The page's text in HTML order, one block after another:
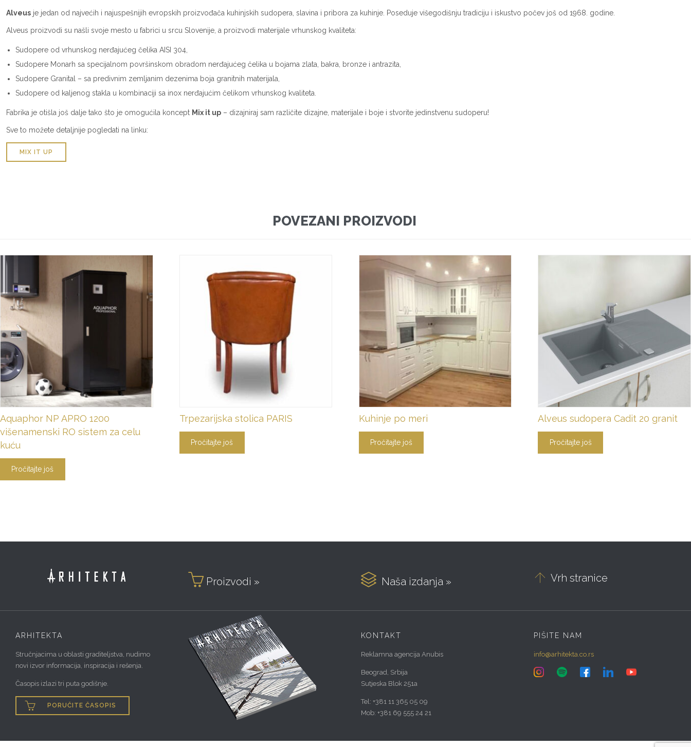
Alveus je jedan od najvećih i najuspešnijih evropskih proizvođača kuhinjskih sudopera, slavina i pribora za kuhinje. Poseduje višegodišnju tradiciju i iskustvo počev još od 1968. godine.
Alveus proizvodi su našli svoje mesto u fabrici u srcu Slovenije, a proizvodi materijale vrhunskog kvaliteta:
Sudopere od vrhunskog nerđajućeg čelika AISI 304,
Sudopere Monarh sa specijalnom površinskom obradom nerđajućeg čelika u bojama zlata, bakra, bronze i antrazita,
Sudopere Granital – sa predivnim zemljanim dezenima boja granitnih materijala,
Sudopere od kaljenog stakla u kombinaciji sa inox nerđajućim čelikom vrhunskog kvaliteta.
Fabrika je otišla još dalje tako što je omogućila koncept Mix it up – dizajniraj sam različite dizajne, materijale i boje i stvorite jedinstvenu sudoperu!
Sve to možete detaljnije pogledati na linku:
MIX IT UP
POVEZANI PROIZVODI
Aquaphor NP APRO 1200
višenamenski RO sistem za celu
kuću
Pročitajte još
Trpezarijska stolica PARIS
Pročitajte još
Kuhinje po meri
Pročitajte još
Alveus sudopera Cadit 20 granit
Pročitajte još
 Proizvodi »  Naša izdanja »  Vrh stranice
ARHITEKTA
Stručnjacima u oblasti graditeljstva, nudimo
novi izvor informacija, inspiracija i rešenja.
Časopis izlazi tri puta godišnje.
 PORUČITE ČASOPIS
KONTAKT
Reklamna agencija Anubis
Beograd, Srbija
Sutjeska Blok 251a
Tel: +381 11 365 05 09
Mob: +381 69 555 24 21
PIŠITE NAM
info@arhitekta.co.rs